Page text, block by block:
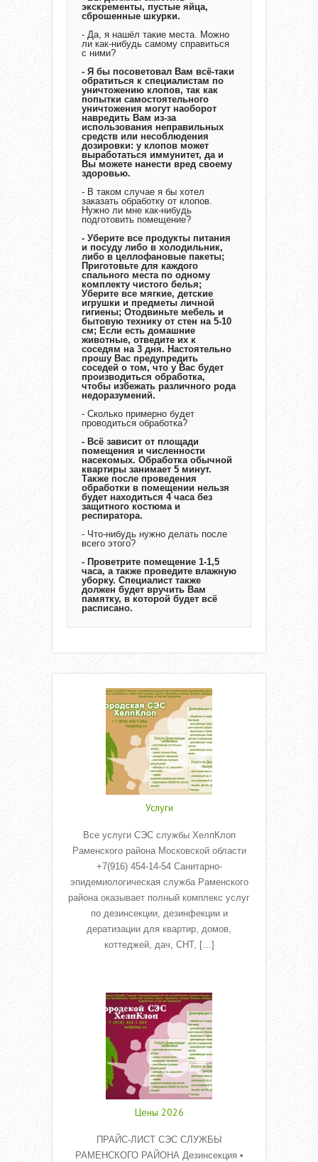
экскременты, пустые яйца,
сброшенные шкурки.
- Да, я нашёл такие места. Можно
ли как-нибудь самому справиться
с ними?
- Я бы посоветовал Вам всё-таки
обратиться к специалистам по
уничтожению клопов, так как
попытки самостоятельного
уничтожения могут наоборот
навредить Вам из-за
использования неправильных
средств или несоблюдения
дозировки: у клопов может
выработаться иммунитет, да и
Вы можете нанести вред своему
здоровью.
- В таком случае я бы хотел
заказать обработку от клопов.
Нужно ли мне как-нибудь
подготовить помещение?
- Уберите все продукты питания
и посуду либо в холодильник,
либо в целлофановые пакеты;
Приготовьте для каждого
спального места по одному
комплекту чистого белья;
Уберите все мягкие, детские
игрушки и предметы личной
гигиены; Отодвиньте мебель и
бытовую технику от стен на 5-10
см; Если есть домашние
животные, отведите их к
соседям на 3 дня. Настоятельно
прошу Вас предупредить
соседей о том, что у Вас будет
производиться обработка,
чтобы избежать различного рода
недоразумений.
- Сколько примерно будет
проводиться обработка?
- Всё зависит от площади
помещения и численности
насекомых. Обработка обычной
квартиры занимает 5 минут.
Также после проведения
обработки в помещении нельзя
будет находиться 4 часа без
защитного костюма и
респиратора.
- Что-нибудь нужно делать после
всего этого?
- Проветрите помещение 1-1,5
часа, а также проведите влажную
уборку. Специалист также
должен будет вручить Вам
памятку, в которой будет всё
расписано.
Услуги
Все услуги СЭС службы ХелпКлоп
Раменского района Московской области
+7(916) 454-14-54 Санитарно-
эпидемиологическая служба Раменского
района оказывает полный комплекс услуг
по дезинсекции, дезинфекции и
дератизации для квартир, домов,
коттеджей, дач, СНТ, […]
Цены 2026
ПРАЙС-ЛИСТ СЭС СЛУЖБЫ
РАМЕНСКОГО РАЙОНА Дезинсекция •